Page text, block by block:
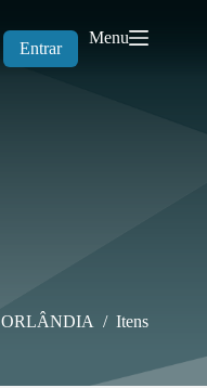
Entrar
Menu
ORLÂNDIA / Itens